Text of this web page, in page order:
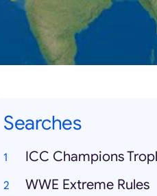
Searches
ICC Champions
WWE Extreme Rules